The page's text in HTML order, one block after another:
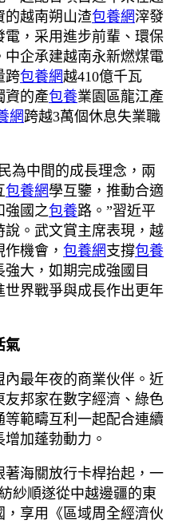
的越南朔山渣包養網滓發
電，采用進步前輩、環保
中企承建越南永新燃煤電
跨包養網越410億千瓦
資的產包養業園區龍江產
網跨越3萬個休息失業職
為中間的成長理念，兩
包養網學互鑒，推動合適
強國之包養路。”習近平
說。武文賞主席表現，越
機會， 包養網支撐包養
大，如期完成強國目
世界戰爭與成長作出更年
氣
內最年夜的商業伙伴。近
邦家在數字經濟、綠色
範疇互利一起配合連續
加蓬勃動力。
著海關放行卡桿抬起，一
紗順遂從中越邊疆的東
享用《區域周全經濟伙